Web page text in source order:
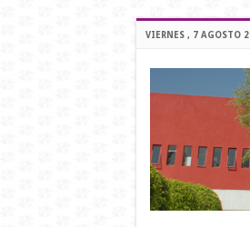
VIERNES , 7 AGOSTO